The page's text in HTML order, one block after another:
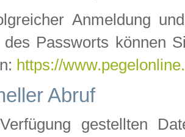
Anmeldung
des Passworts können
https://
Abruf
gestellten